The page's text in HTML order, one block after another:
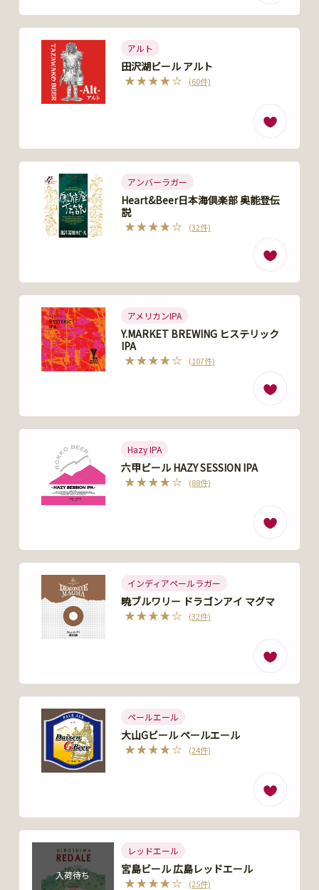
アルト
田沢湖ビール アルト
(60件)
アンバーラガー
Heart&Beer日本海倶楽部 奥能登伝
説
(32件)
アメリカンIPA
Y.MARKET BREWING ヒステリック
IPA
(107件)
Hazy IPA
六甲ビール HAZY SESSION IPA
(88件)
インディアペールラガー
暁ブルワリー ドラゴンアイ マグマ
(32件)
ペールエール
大山Gビール ペールエール
(24件)
入荷待ち
レッドエール
宮島ビール 広島レッドエール
(25件)